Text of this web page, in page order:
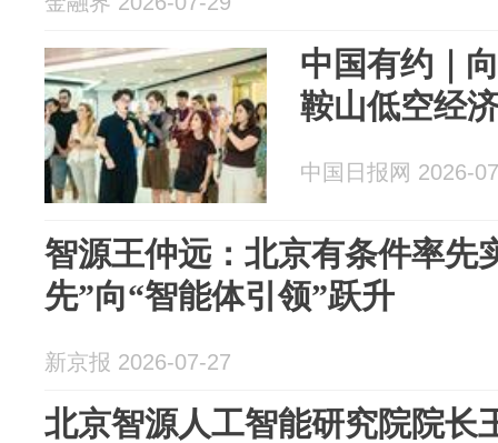
中国有约｜
鞍山低空经
中国日报网 2026-
智源王仲远：北京有条件率先
先”向“智能体引领”跃升
新京报 2026-07-27
北京智源人工智能研究院院长